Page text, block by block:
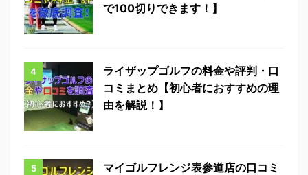
で100切りできます！】
4
ライザップゴルフの料金や評判・口
コミまとめ【初心者におすすめの理
由を解説！】
5
マイゴルフレンジ表参道店の口コミ